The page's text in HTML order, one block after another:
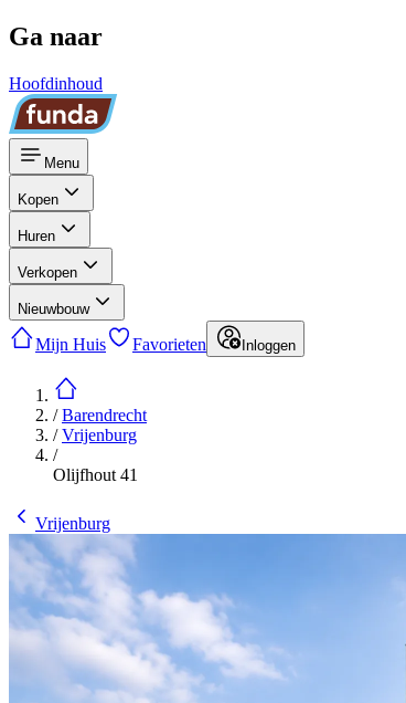
Ga naar
Hoofdinhoud
Menu
Kopen
Huren
Verkopen
Nieuwbouw
Mijn Huis Favorieten Inloggen
/Barendrecht
/Vrijenburg
/
Olijfhout 41
Vrijenburg